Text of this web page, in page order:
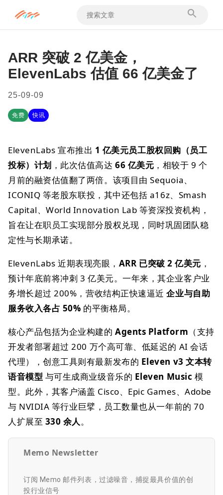
ARR 突破 2 亿美金，
ElevenLabs 估值 66 亿美金了
25-09-09
免费 快讯
ElevenLabs 宣布推出 1 亿美元员工股权回购（员工
投标）计划 ，此次估值高达66 亿美元 ，相较于 9 个
月前的融资估值翻了两倍。该项目由 Sequoia、
ICONIQ 等老股东联投，其中还包括 a16z、Smash
Capital、World Innovation Lab 等资深投资机构，
旨在让在职员工实现部分股权兑现，同时巩固团队稳
定性与长期承诺。
ElevenLabs 近期表现亮眼， ARR 已突破 2 亿美元 ，
预计年底前将冲刺 3 亿美元。一年来，其企业客户业
务增长超过 200%，营收结构正快速逼近企业与自助
服务收入各占 50% 的平衡格局。
核心产品包括为企业构建的Agents Platform （支持
开发者部署超过 200 万个高可靠、低延迟的 AI 会话
代理），创意工具则有最新发布的 Eleven v3 文本转
语音模型 与可生成商业级音乐的 Eleven Music 模
型。此外，其客户涵盖 Cisco、Epic Games、Adobe
与 NVIDIA 等行业巨擘，员工数量也从一年前的 70
人扩展至 330 余人。
Memo Newsletter
订阅 Memo 邮件列表，过滤噪音，捕捉最具价值的创
投行业信号